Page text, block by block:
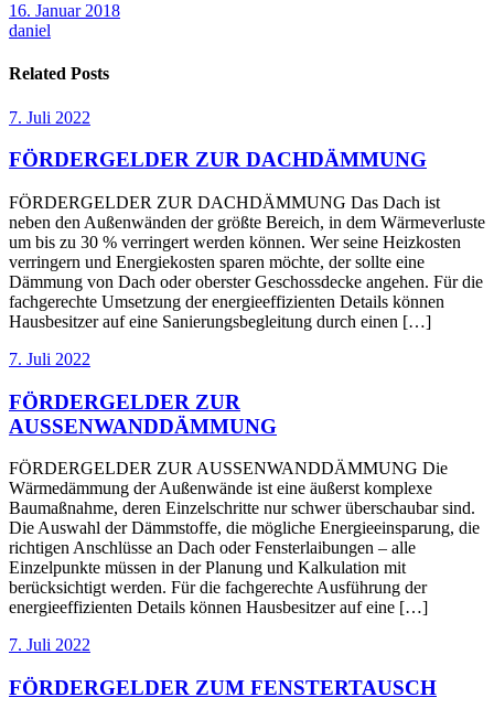
16. Januar 2018
daniel
Related Posts
7. Juli 2022
FÖRDERGELDER ZUR DACHDÄMMUNG
FÖRDERGELDER ZUR DACHDÄMMUNG Das Dach ist
neben den Außenwänden der größte Bereich, in dem Wärmeverluste
um bis zu 30 % verringert werden können. Wer seine Heizkosten
verringern und Energiekosten sparen möchte, der sollte eine
Dämmung von Dach oder oberster Geschossdecke angehen. Für die
fachgerechte Umsetzung der energieeffizienten Details können
Hausbesitzer auf eine Sanierungsbegleitung durch einen […]
7. Juli 2022
FÖRDERGELDER ZUR
AUSSENWANDDÄMMUNG
FÖRDERGELDER ZUR AUSSENWANDDÄMMUNG Die
Wärmedämmung der Außenwände ist eine äußerst komplexe
Baumaßnahme, deren Einzelschritte nur schwer überschaubar sind.
Die Auswahl der Dämmstoffe, die mögliche Energieeinsparung, die
richtigen Anschlüsse an Dach oder Fensterlaibungen – alle
Einzelpunkte müssen in der Planung und Kalkulation mit
berücksichtigt werden. Für die fachgerechte Ausführung der
energieeffizienten Details können Hausbesitzer auf eine […]
7. Juli 2022
FÖRDERGELDER ZUM FENSTERTAUSCH